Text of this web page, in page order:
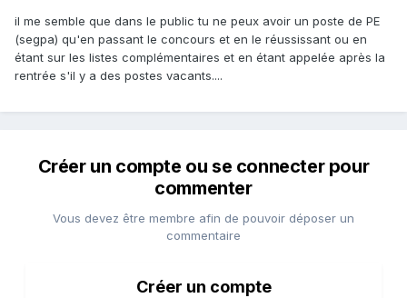
il me semble que dans le public tu ne peux avoir un poste de PE
(segpa) qu'en passant le concours et en le réussissant ou en
étant sur les listes complémentaires et en étant appelée après la
rentrée s'il y a des postes vacants....
Créer un compte ou se connecter pour
commenter
Vous devez être membre afin de pouvoir déposer un
commentaire
Créer un compte